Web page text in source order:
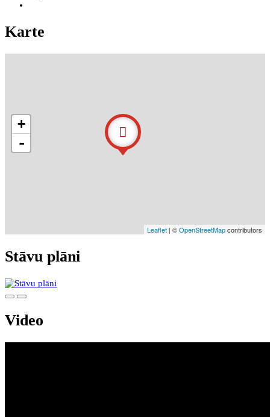
Karte
+
-
Leaflet | ©OpenStreetMapcontributors
Stāvu plāni
Video